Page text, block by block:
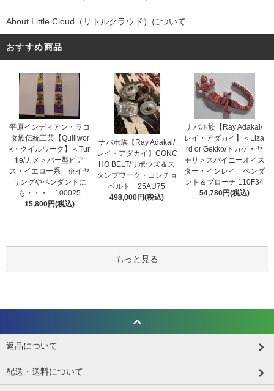
About Little Cloud（リトルクラウド）について
おすすめ商品
平原インディアン・ラコ
タ族伝統工芸【Quillwor
k・クイルワーク】＜Tur
tle/カメ＞バー型ピア
ス・イエロー系 ※イヤ
リングやペンダントに
も・・・ 100025
15,800円(税込)
ナバホ族【Ray Adakai/
レイ・アダカイ】CONC
HO BELT/リポウズ＆ス
タンプワーク・コンチョ
ベルト 25AU75
498,000円(税込)
ナバホ族【Ray Adakai/
レイ・アダカイ】＜Liza
rd or Gekko/トカゲ・ヤ
モリ＞スパイニーオイス
ター・インレイ ペンダ
ント＆ブローチ 110F34
54,780円(税込)
もっと見る
返品について
配送・送料について